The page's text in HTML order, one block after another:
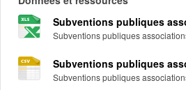
Subventions publiques
Subventions publiques
Subventions publiques
Subventions publiques